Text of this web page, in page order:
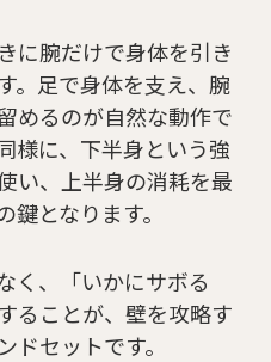
に腕だけで身体を引き
。足で身体を支え、腕
めるのが自然な動作で
様に、下半身という強
い、上半身の消耗を最
となります。
く、「いかにサボる
ることが、壁を攻略す
ドセットです。